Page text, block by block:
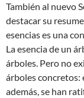
También al nuevo
destacar su
esencias es una
La esencia de un
árboles. Pero no
árboles concretos:
además, se han